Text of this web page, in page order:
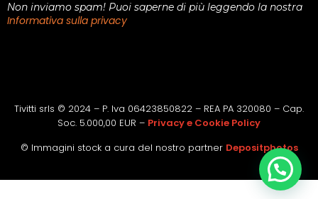
Non inviamo spam! Puoi saperne di più leggendo la nostra
Informativa sulla privacy
Tivitti srls © 2024 – P. Iva 06423850822 – REA PA 320080 – Cap.
Soc. 5.000,00 EUR – Privacy e Cookie Policy
© Immagini stock a cura del nostro partner Depositphotos